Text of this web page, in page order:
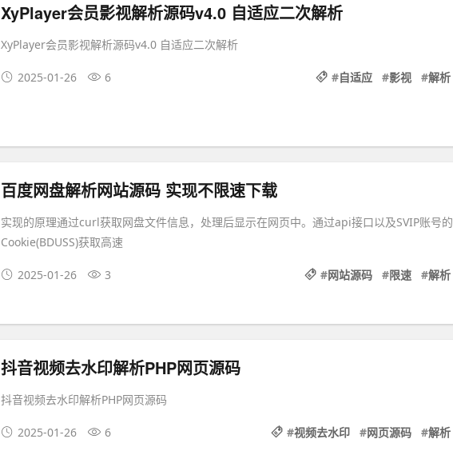
XyPlayer会员影视解析源码v4.0 自适应二次解析
XyPlayer会员影视解析源码v4.0 自适应二次解析
2025-01-26 6 #自适应 #影视 #解析
百度网盘解析网站源码 实现不限速下载
实现的原理通过curl获取网盘文件信息，处理后显示在网页中。通过api接口以及SVIP账号的
Cookie(BDUSS)获取高速
2025-01-26 3 #网站源码 #限速 #解析
抖音视频去水印解析PHP网页源码
抖音视频去水印解析PHP网页源码
2025-01-26 6 #视频去水印 #网页源码 #解析